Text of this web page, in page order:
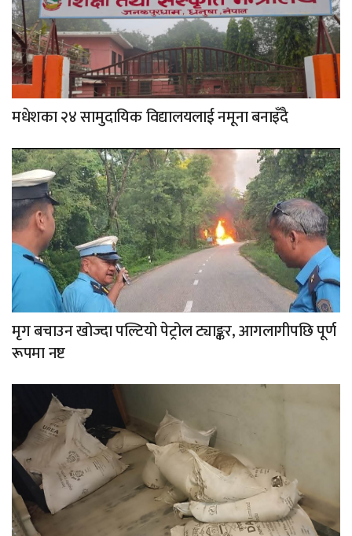
मधेशका २४ सामुदायिक विद्यालयलाई नमूना बनाइँदै
मृग बचाउन खोज्दा पल्टियो पेट्रोल ट्याङ्कर, आगलागीपछि पूर्ण
रूपमा नष्ट